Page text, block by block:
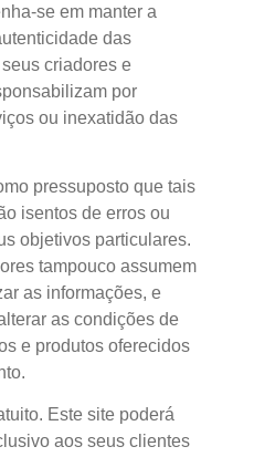
se em manter a
das
criadores e
por
ou inexatidão das
pressuposto que tais
isentos de erros ou
objetivos particulares.
tampouco assumem
as informações, e
as condições de
e produtos oferecidos
Este site poderá
aos seus clientes